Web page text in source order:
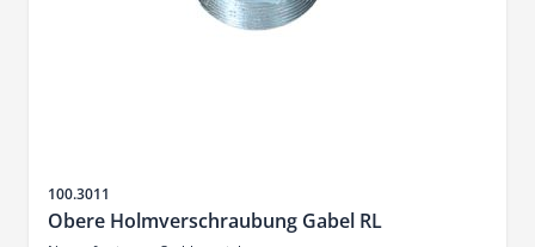
Sku
100.3011
Obere Holmverschraubung Gabel RL